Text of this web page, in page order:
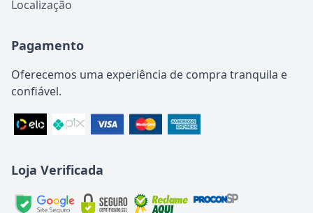
Localização
Pagamento
Oferecemos uma experiência de compra tranquila e
confiável.
Loja Verificada